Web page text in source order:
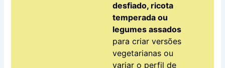
desfiado, ricota
temperada ou
legumes assados
para criar versões
vegetarianas ou
variar o perfil de